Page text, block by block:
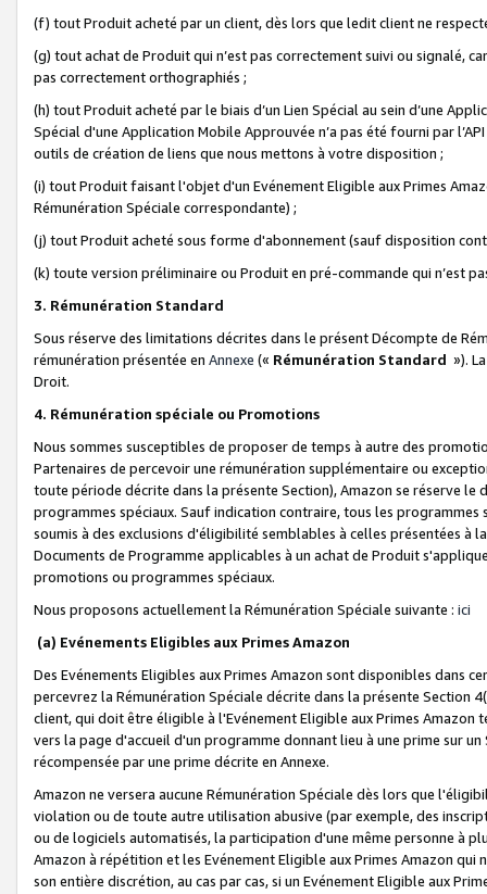
(f) tout Produit acheté par un client, dès lors que ledit client ne
(g) tout achat de Produit qui n’est pas correctement suivi ou signalé,
pas correctement orthographiés ;
(h) tout Produit acheté par le biais d’un Lien Spécial au sein d’une
Spécial d'une Application Mobile Approuvée n’a pas été fourni par
outils de création de liens que nous mettons à votre disposition ;
(i) tout Produit faisant l'objet d'un Evénement Eligible aux Primes
Rémunération Spéciale correspondante) ;
(j) tout Produit acheté sous forme d'abonnement (sauf disposition
(k) toute version préliminaire ou Produit en pré-commande qui n’est
3. Rémunération Standard
Sous réserve des limitations décrites dans le présent Décompte de
rémunération présentée en Annexe (« Rémunération Standard »).
Droit.
4. Rémunération spéciale ou Promotions
Nous sommes susceptibles de proposer de temps à autre des
Partenaires de percevoir une rémunération supplémentaire ou
toute période décrite dans la présente Section), Amazon se réserve
programmes spéciaux. Sauf indication contraire, tous les
soumis à des exclusions d'éligibilité semblables à celles présentées à
Documents de Programme applicables à un achat de Produit
promotions ou programmes spéciaux.
Nous proposons actuellement la Rémunération Spéciale suivante : ici
(a) Evénements Eligibles aux Primes Amazon
Des Evénements Eligibles aux Primes Amazon sont disponibles dans
percevrez la Rémunération Spéciale décrite dans la présente Section
client, qui doit être éligible à l'Evénement Eligible aux Primes Amazon
vers la page d'accueil d'un programme donnant lieu à une prime sur
récompensée par une prime décrite en Annexe.
Amazon ne versera aucune Rémunération Spéciale dès lors que
violation ou de toute autre utilisation abusive (par exemple, des
ou de logiciels automatisés, la participation d'une même personne à
Amazon à répétition et les Evénement Eligible aux Primes Amazon qui
son entière discrétion, au cas par cas, si un Evénement Eligible aux